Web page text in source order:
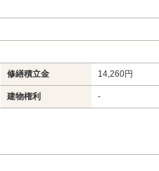
修繕積立金 14,260円
建物権利 -